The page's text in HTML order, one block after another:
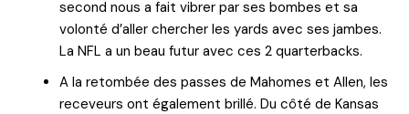
second nous a fait vibrer par ses bombes et sa
volonté d’aller chercher les yards avec ses jambes.
La NFL a un beau futur avec ces 2 quarterbacks.
A la retombée des passes de Mahomes et Allen, les
receveurs ont également brillé. Du côté de Kansas